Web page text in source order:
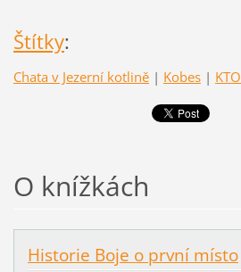
Štítky:
Chata v Jezerní kotlině | Kobes | KTO
O knížkách
Historie Boje o první místo